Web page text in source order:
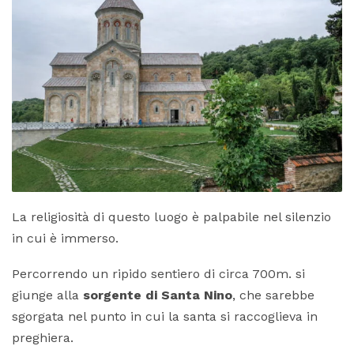
La religiosità di questo luogo è palpabile nel silenzio
in cui è immerso.
Percorrendo un ripido sentiero di circa 700m. si
giunge alla sorgente di Santa Nino, che sarebbe
sgorgata nel punto in cui la santa si raccoglieva in
preghiera.